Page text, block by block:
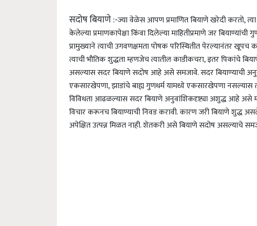
सदोष बियाणे :-ज्या वेळेस आपण प्रमाणित बियाणे खरेदी करतो, त्या
केलेल्या प्रमाणकापेक्षा किंवा दिलेल्या माहितीप्रमाणे जर
प्रामुख्याने त्याची उगवणक्षमता पोषक परिस्थितीत पेरल्यानंतर
त्याची भौतिक शुद्धता म्हणजेच त्यातील काडीकचरा, इतर पिकांचे
असल्यास सदर बियाणे सदोष आहे असे समजावे. सदर बियाण्याची
एकसारखेपणा, झाडांचे बाह्य गुणधर्म यामध्ये एकसारखेपणा
विविधता आढळल्यास सदर बियाणे अनुवांशिकदृष्ट्या अशुद्ध आहे असे
विचार करूनच बियाण्याची निवड करावी. कारण जरी बियाणे शुद्ध
अपेक्षित उत्पन्न मिळत नाही. शेतकरी असे बियाणे सदोष असल्याचे